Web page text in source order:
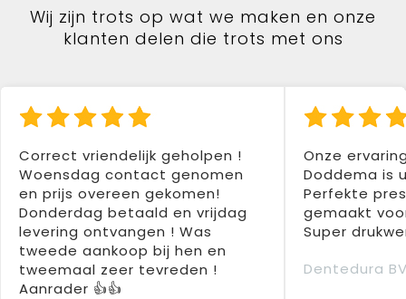
Wij zijn trots op wat we maken en onze
klanten delen die trots met ons
Correct vriendelijk geholpen !
Woensdag contact genomen
en prijs overeen gekomen!
Donderdag betaald en vrijdag
levering ontvangen ! Was
tweede aankoop bij hen en
tweemaal zeer tevreden !
Aanrader 👍👍
Onze
Doddema is
Perfekte
gemaakt
Super
Dentedura